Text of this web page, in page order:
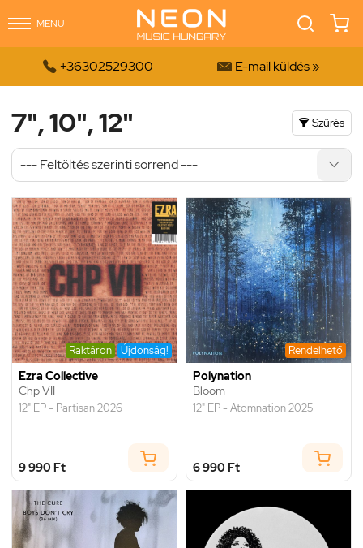
MENÜ
 +36302529300  E-mail küldés »
7", 10", 12"  Szűrés
Raktáron Újdonság!
Ezra Collective
Chp VII
12" EP - Partisan 2026
9 990 Ft
Rendelhető
Polynation
Bloom
12" EP - Atomnation 2025
6 990 Ft